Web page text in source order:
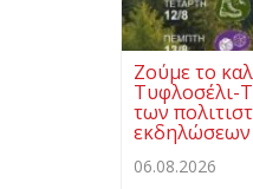
Ζούμε το
Τυφλοσέλι-
των
εκδηλώσεων
06.08.2026